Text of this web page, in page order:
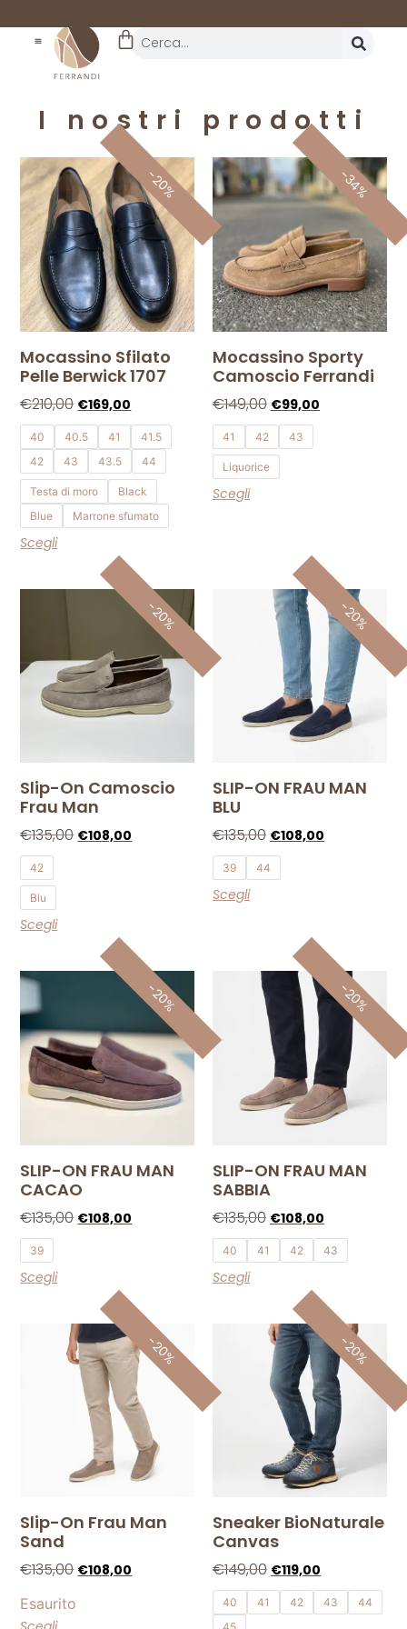
REALTÀ STORICA
DAL 1962
I nostri prodotti
-20%
Mocassino Sfilato
Pelle Berwick 1707
€210,00 €169,00
40 40.5 41
41.5
42
43 43.5 44
Testa di moro
Black
Blue
Marrone sfumato
Scegli
-34%
Mocassino Sporty
Camoscio Ferrandi
€149,00 €99,00
41 42 43
Liquorice
Scegli
-20%
Slip-On Camoscio
Frau Man
€135,00 €108,00
42
Blu
Scegli
-20%
SLIP-ON FRAU MAN
BLU
€135,00 €108,00
39 44
Scegli
-20%
SLIP-ON FRAU MAN
CACAO
€135,00 €108,00
39
Scegli
-20%
SLIP-ON FRAU MAN
SABBIA
€135,00 €108,00
40 41 42 43
Scegli
-20%
Slip-On Frau Man
Sand
€135,00 €108,00
Esaurito
-20%
Sneaker BioNaturale
Canvas
€149,00 €119,00
40 41 42 43
44